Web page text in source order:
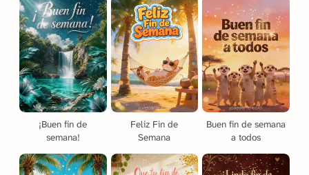
¡Buen fin de
semana!
Feliz Fin de
Semana
Buen fin de semana
a todos